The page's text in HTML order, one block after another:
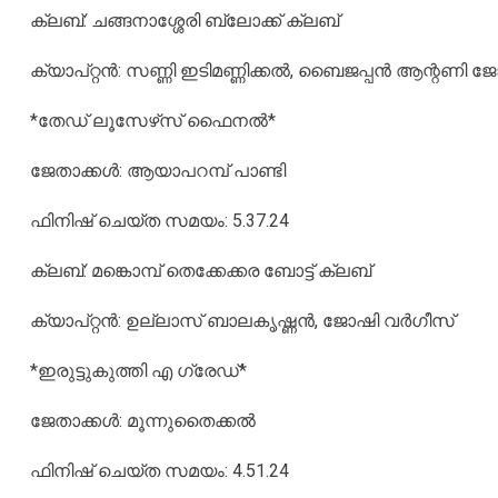
ക്ലബ്: ചങ്ങനാശ്ശേരി ബ്ലോക്ക് ക്ലബ്
ക്യാപ്റ്റന്‍: സണ്ണി ഇടിമണ്ണിക്കല്‍, ബൈജപ്പന്‍ ആന്റണി
*തേഡ് ലൂസേഴ്‌സ് ഫൈനല്‍*
ജേതാക്കള്‍: ആയാപറമ്പ് പാണ്ടി
ഫിനിഷ് ചെയ്ത സമയം: 5.37.24
ക്ലബ്: മങ്കൊമ്പ് തെക്കേക്കര ബോട്ട് ക്ലബ്
ക്യാപ്റ്റന്‍: ഉല്ലാസ് ബാലകൃഷ്ണന്‍, ജോഷി വര്‍ഗീസ്
*ഇരുട്ടുകുത്തി എ ഗ്രേഡ്*
ജേതാക്കള്‍: മൂന്നുതൈക്കല്‍
ഫിനിഷ് ചെയ്ത സമയം: 4.51.24